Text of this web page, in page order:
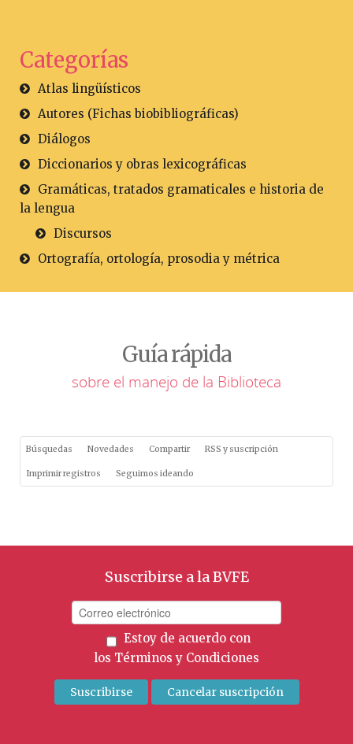
Categorías
Atlas lingüísticos
Autores (Fichas biobibliográficas)
Diálogos
Diccionarios y obras lexicográficas
Gramáticas, tratados gramaticales e historia de
la lengua
Discursos
Ortografía, ortología, prosodia y métrica
Guía rápida
sobre el manejo de la Biblioteca
Búsquedas Novedades Compartir RSS y suscripción
Imprimir registros Seguimos ideando
Suscribirse a la BVFE
Estoy de acuerdo con
los Términos y Condiciones